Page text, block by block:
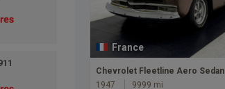
France
Chevrolet Fleetline Aero Sedan
1947
9999 mi